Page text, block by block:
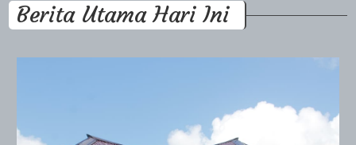
Berita Utama Hari Ini